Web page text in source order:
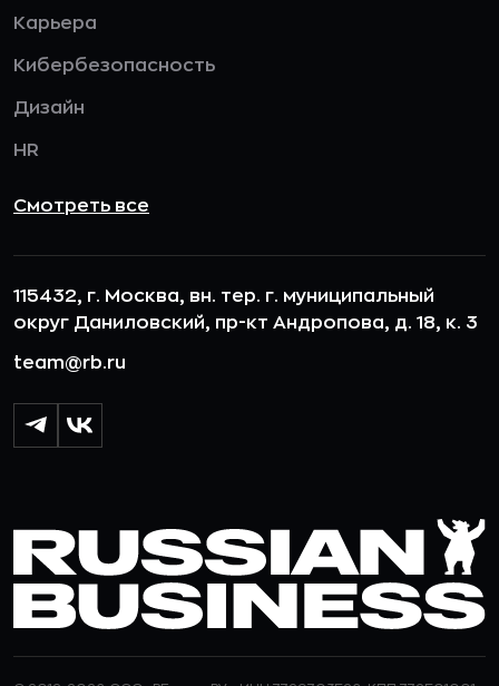
Карьера
Кибербезопасность
Дизайн
HR
Смотреть все
115432, г. Москва, вн. тер. г. муниципальный
округ Даниловский, пр-кт Андропова, д. 18, к. 3
team@rb.ru